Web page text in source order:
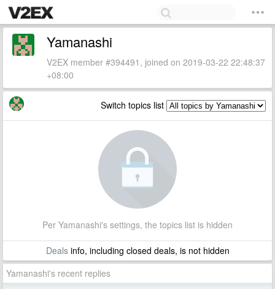
Yamanashi
V2EX member #394491, joined on 2019-03-22 22:48:37
+08:00
Switch topics list
Per Yamanashi's settings, the topics list is hidden
Dealsinfo, including closed deals, is not hidden
Yamanashi's recent replies